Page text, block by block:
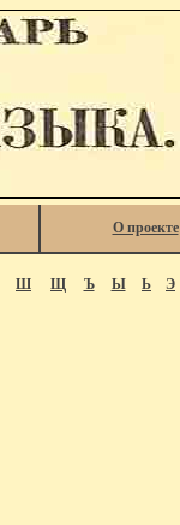
О проекте
Ш Щ Ъ Ы Ь Э